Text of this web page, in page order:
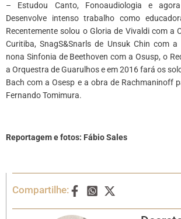
– Estudou Canto, Fonoaudiologia e
Desenvolve intenso trabalho como
Recentemente solou o Gloria de Vivaldi com a
Curitiba,SnagS&Snarls de UnsukChin com a
nona Sinfonia de Beethoven com a Osusp, o
a Orquestra de Guarulhos e em 2016 fará os
Bach com a Osesp e a obra de Rachmaninoff
FernandoTomimura.
Reportagem e fotos: Fábio Sales
Compartilhe: